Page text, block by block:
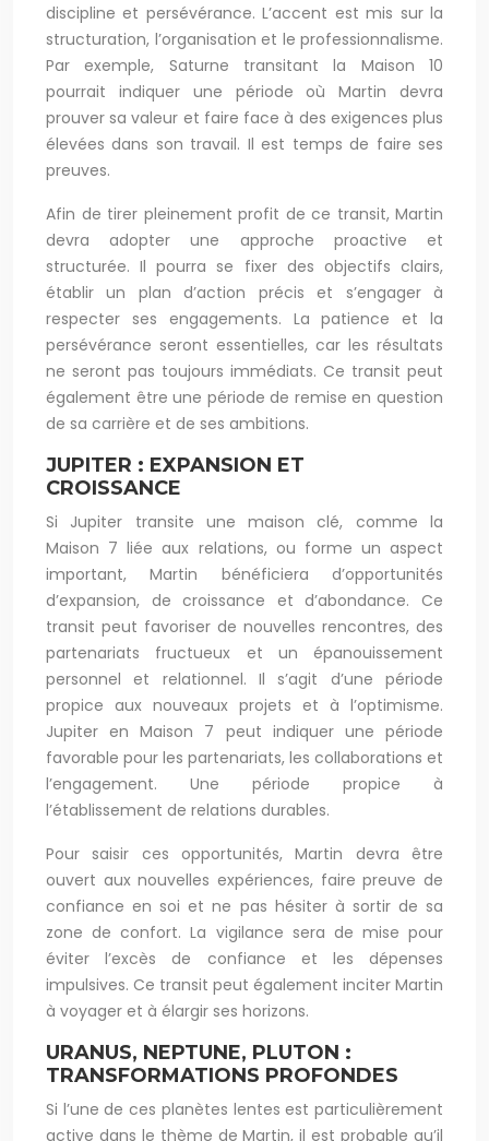
discipline et persévérance. L’accent est mis sur la
structuration, l’organisation et le professionnalisme.
Par exemple, Saturne transitant la Maison 10
pourrait indiquer une période où Martin devra
prouver sa valeur et faire face à des exigences plus
élevées dans son travail. Il est temps de faire ses
preuves.
Afin de tirer pleinement profit de ce transit, Martin
devra adopter une approche proactive et
structurée. Il pourra se fixer des objectifs clairs,
établir un plan d’action précis et s’engager à
respecter ses engagements. La patience et la
persévérance seront essentielles, car les résultats
ne seront pas toujours immédiats. Ce transit peut
également être une période de remise en question
de sa carrière et de ses ambitions.
JUPITER : EXPANSION ET
CROISSANCE
Si Jupiter transite une maison clé, comme la
Maison 7 liée aux relations, ou forme un aspect
important, Martin bénéficiera d’opportunités
d’expansion, de croissance et d’abondance. Ce
transit peut favoriser de nouvelles rencontres, des
partenariats fructueux et un épanouissement
personnel et relationnel. Il s’agit d’une période
propice aux nouveaux projets et à l’optimisme.
Jupiter en Maison 7 peut indiquer une période
favorable pour les partenariats, les collaborations et
l’engagement. Une période propice à
l’établissement de relations durables.
Pour saisir ces opportunités, Martin devra être
ouvert aux nouvelles expériences, faire preuve de
confiance en soi et ne pas hésiter à sortir de sa
zone de confort. La vigilance sera de mise pour
éviter l’excès de confiance et les dépenses
impulsives. Ce transit peut également inciter Martin
à voyager et à élargir ses horizons.
URANUS, NEPTUNE, PLUTON :
TRANSFORMATIONS PROFONDES
Si l’une de ces planètes lentes est particulièrement
active dans le thème de Martin, il est probable qu’il